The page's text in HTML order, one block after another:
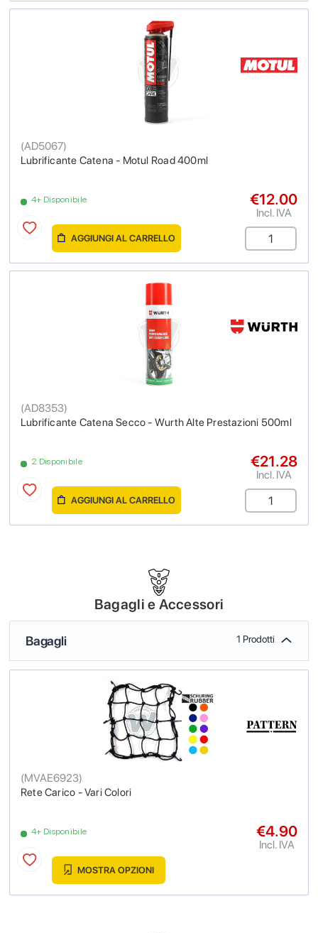
Lubrificante Catena - Motul Road 400ml
(AD5067)
4+ Disponibile €12.00
Incl. IVA
AGGIUNGI AL CARRELLO
Lubrificante Catena Secco - Wurth Alte Prestazioni 500ml
(AD8353)
2 Disponibile €21.28
Incl. IVA
AGGIUNGI AL CARRELLO
Bagagli e Accessori
Bagagli 1 Prodotti
Rete Carico - Vari Colori
(MVAE6923)
4+ Disponibile €4.90
Incl. IVA
MOSTRA OPZIONI